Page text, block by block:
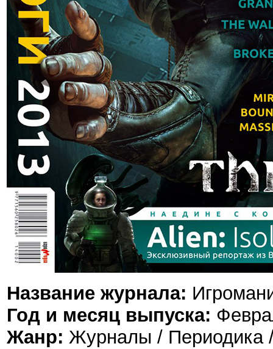
Название журнала:
Год и месяц выпуска:
Жанр: Журналы / Периодика